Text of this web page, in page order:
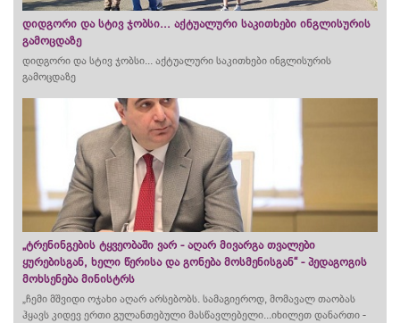
დიდგორი და სტივ ჯობსი... აქტუალური საკითხები ინგლისურის
გამოცდაზე
დიდგორი და სტივ ჯობსი... აქტუალური საკითხები ინგლისურის
გამოცდაზე
„ტრენინგების ტყვეობაში ვარ - აღარ მივარგა თვალები
ყურებისგან, ხელი წერისა და გონება მოსმენისგან“ - პედაგოგის
მოხსენება მინისტრს
„ჩემი მშვიდი ოჯახი აღარ არსებობს. სამაგიეროდ, მომავალ თაობას
ჰყავს კიდევ ერთი გულანთებული მასწავლებელი...იხილეთ დანართი -